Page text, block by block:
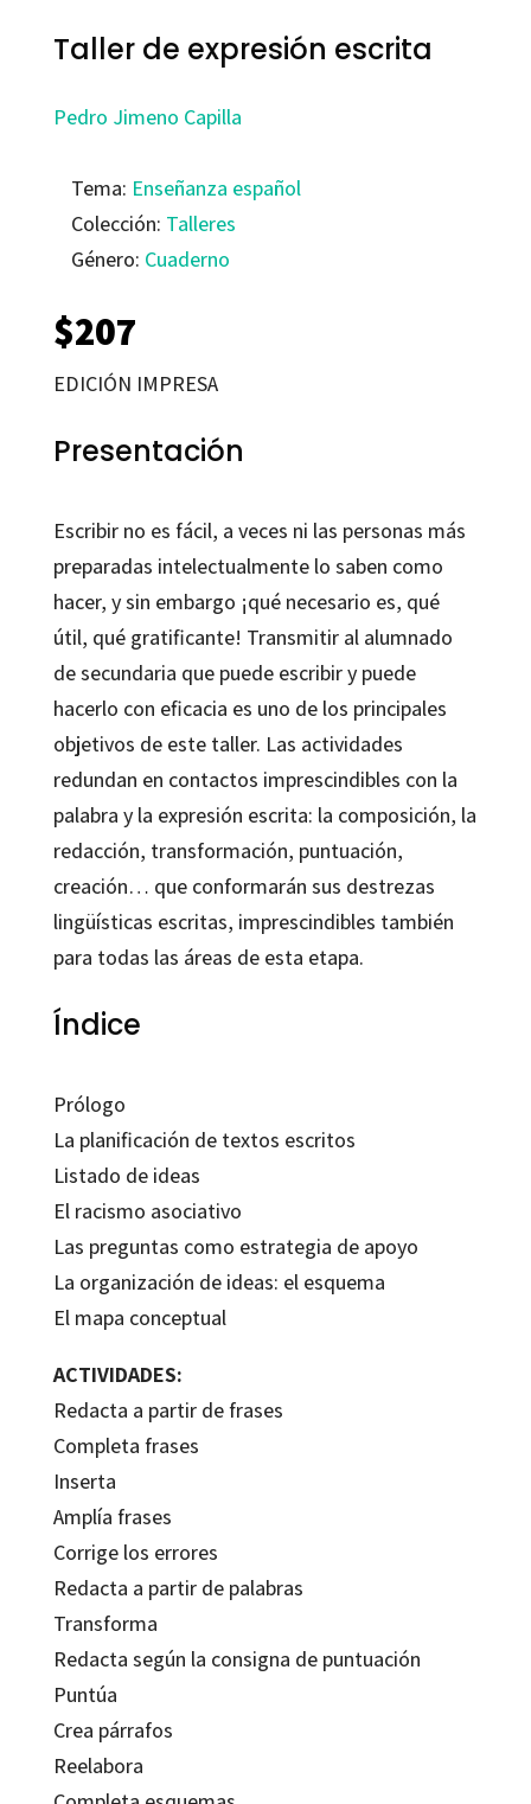
Taller de expresión escrita
Pedro Jimeno Capilla
Tema: Enseñanza español
Colección: Talleres
Género: Cuaderno
$207
EDICIÓN IMPRESA
Presentación
Escribir no es fácil, a veces ni las personas más
preparadas intelectualmente lo saben como
hacer, y sin embargo ¡qué necesario es, qué
útil, qué gratificante! Transmitir al alumnado
de secundaria que puede escribir y puede
hacerlo con eficacia es uno de los principales
objetivos de este taller. Las actividades
redundan en contactos imprescindibles con la
palabra y la expresión escrita: la composición, la
redacción, transformación, puntuación,
creación… que conformarán sus destrezas
lingüísticas escritas, imprescindibles también
para todas las áreas de esta etapa.
Índice
Prólogo
La planificación de textos escritos
Listado de ideas
El racismo asociativo
Las preguntas como estrategia de apoyo
La organización de ideas: el esquema
El mapa conceptual
ACTIVIDADES:
Redacta a partir de frases
Completa frases
Inserta
Amplía frases
Corrige los errores
Redacta a partir de palabras
Transforma
Redacta según la consigna de puntuación
Puntúa
Crea párrafos
Reelabora